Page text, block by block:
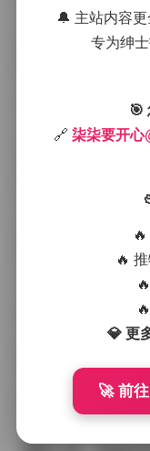
动，像是给整个场
在有自然光洒落的
被微风吹得轻轻摇
得拥挤，又能让她
上，单手轻轻撩起
仿佛能听见远处街
双腿交叉，脚踝上
姿势不需要过多的
服装方面，柒柒要
调——淡粉、薄荷
件小碎花或者条纹
次感。搭配上她常
处的光泽在灯光下
分细腻的质感。鞋
每次快门按下的瞬
的愉悦。她会在镜
调皮，又透露出对
🔔 主站内容
专为绅
🎯
🔗 柒柒要开心
🔥
💎 更
🚀 前